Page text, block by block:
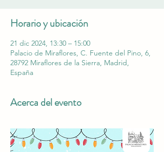
Horario y ubicación
21 dic 2024, 13:30 – 15:00
Palacio de Miraflores, C. Fuente del Pino, 6,
28792 Miraflores de la Sierra, Madrid,
España
Acerca del evento